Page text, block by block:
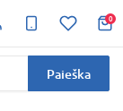
0
Paieška